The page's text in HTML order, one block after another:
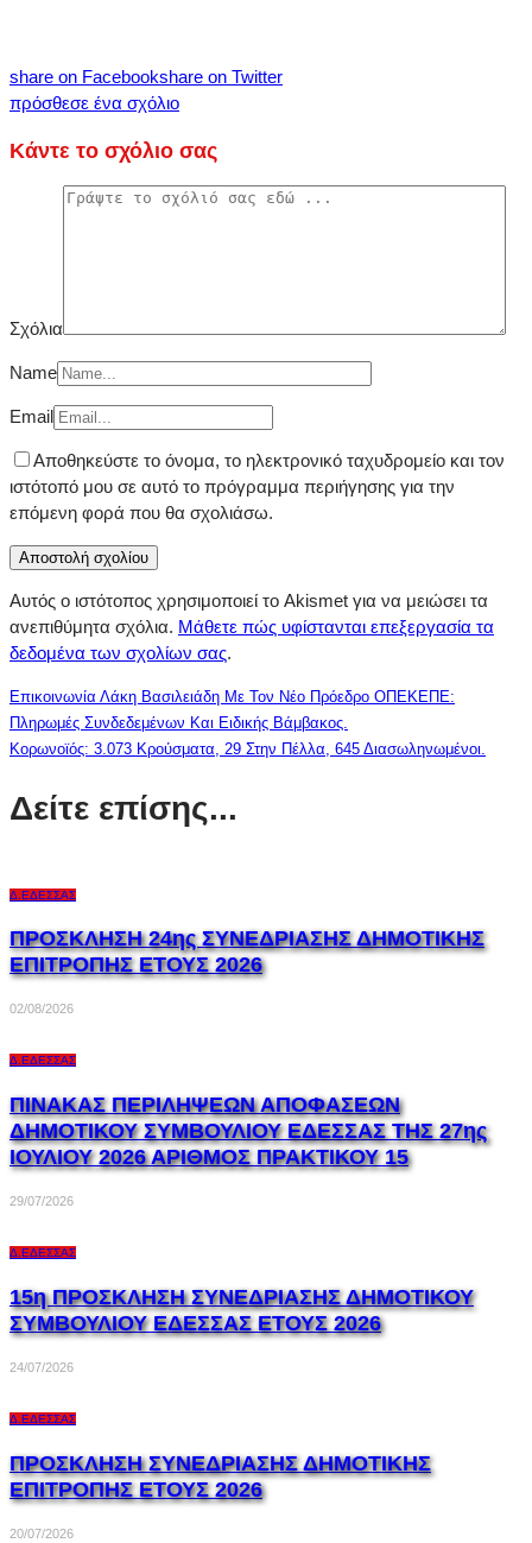
share on Facebookshare on Twitter
πρόσθεσε ένα σχόλιο
Κάντε το σχόλιο σας
Σχόλια
Name
Email
Αποθηκεύστε το όνομα, το ηλεκτρονικό ταχυδρομείο και τον
ιστότοπό μου σε αυτό το πρόγραμμα περιήγησης για την
επόμενη φορά που θα σχολιάσω.
Αυτός ο ιστότοπος χρησιμοποιεί το Akismet για να μειώσει τα
ανεπιθύμητα σχόλια. Μάθετε πώς υφίστανται επεξεργασία τα
δεδομένα των σχολίων σας.
Επικοινωνία Λάκη Βασιλειάδη Με Τον Νέο Πρόεδρο ΟΠΕΚΕΠΕ:
Πληρωμές Συνδεδεμένων Και Ειδικής Βάμβακος.
Κορωνοϊός: 3.073 Κρούσματα, 29 Στην Πέλλα, 645 Διασωληνωμένοι.
Δείτε επίσης...
Δ.ΈΔΕΣΣΑΣ
ΠΡΟΣΚΛΗΣΗ 24ης ΣΥΝΕΔΡΙΑΣΗΣ ΔΗΜΟΤΙΚΗΣ
ΕΠΙΤΡΟΠΗΣ ΕΤΟΥΣ 2026
02/08/2026
Δ.ΈΔΕΣΣΑΣ
ΠΙΝΑΚΑΣ ΠΕΡΙΛΗΨΕΩΝ ΑΠΟΦΑΣΕΩΝ
ΔΗΜΟΤΙΚΟΥ ΣΥΜΒΟΥΛΙΟΥ ΕΔΕΣΣΑΣ ΤΗΣ 27ης
ΙΟΥΛΙΟΥ 2026 ΑΡΙΘΜΟΣ ΠΡΑΚΤΙΚΟΥ 15
29/07/2026
Δ.ΈΔΕΣΣΑΣ
15η ΠΡΟΣΚΛΗΣΗ ΣΥΝΕΔΡΙΑΣΗΣ ΔΗΜΟΤΙΚΟΥ
ΣΥΜΒΟΥΛΙΟΥ ΕΔΕΣΣΑΣ ΕΤΟΥΣ 2026
24/07/2026
Δ.ΈΔΕΣΣΑΣ
ΠΡΟΣΚΛΗΣΗ ΣΥΝΕΔΡΙΑΣΗΣ ΔΗΜΟΤΙΚΗΣ
ΕΠΙΤΡΟΠΗΣ ΕΤΟΥΣ 2026
20/07/2026